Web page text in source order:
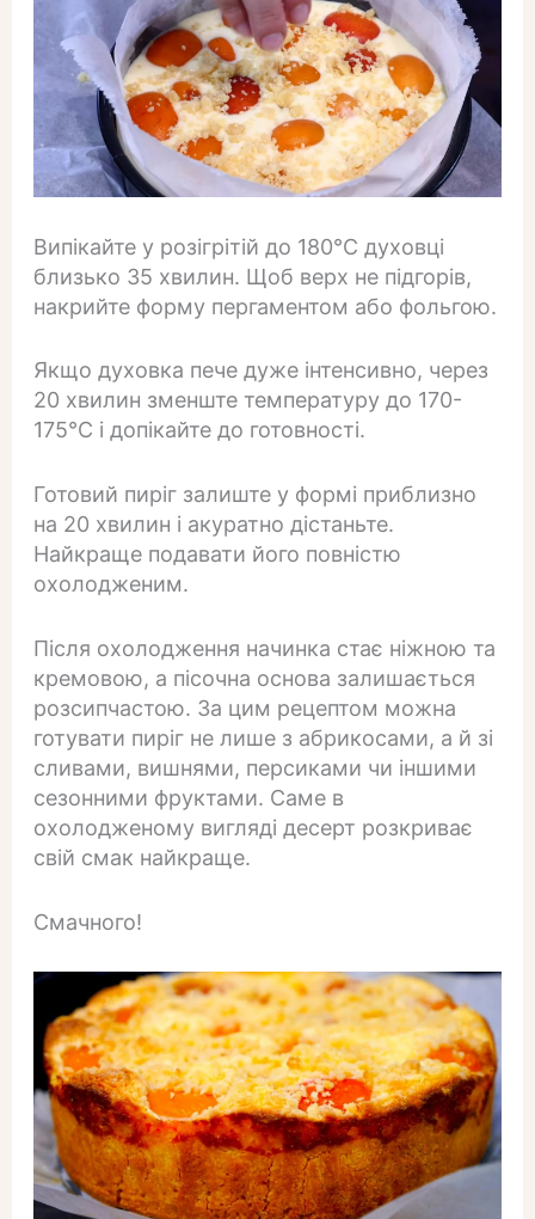
Випікайте у розігрітій до 180°C духовці
близько 35 хвилин. Щоб верх не підгорів,
накрийте форму пергаментом або фольгою.
Якщо духовка пече дуже інтенсивно, через
20 хвилин зменште температуру до 170-
175°C і допікайте до готовності.
Готовий пиріг залиште у формі приблизно
на 20 хвилин і акуратно дістаньте.
Найкраще подавати його повністю
охолодженим.
Після охолодження начинка стає ніжною та
кремовою, а пісочна основа залишається
розсипчастою. За цим рецептом можна
готувати пиріг не лише з абрикосами, а й зі
сливами, вишнями, персиками чи іншими
сезонними фруктами. Саме в
охолодженому вигляді десерт розкриває
свій смак найкраще.
Смачного!